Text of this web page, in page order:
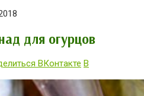
для огурцов
ВКонтакте В